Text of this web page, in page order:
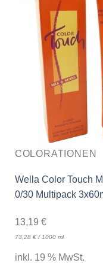
COLORATIONEN
Wella Color Touch
0/30 Multipack
13,19 €
73,28 €/ 1000 ml
inkl. 19 % MwSt.